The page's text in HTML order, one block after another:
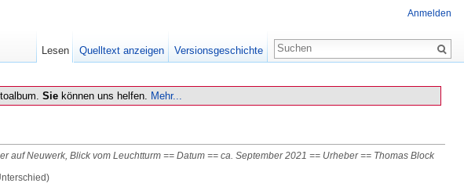
Sie können uns helfen. Mehr...
auf Neuwerk, Blick vom Leuchtturm == Datum == ca. September 2021 == Urheber == Thomas Block
Anmelden
Lesen Quelltext anzeigen Versionsgeschichte